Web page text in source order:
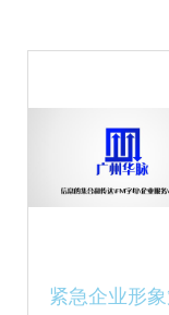
紧急企业形象